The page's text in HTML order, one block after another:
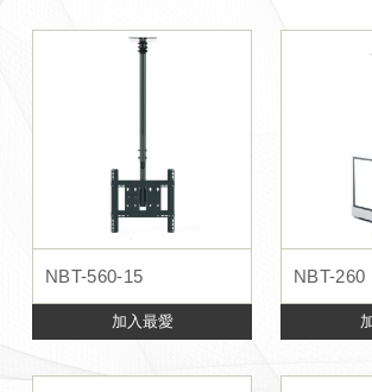
NBT-560-15
加入最愛
NBT-260